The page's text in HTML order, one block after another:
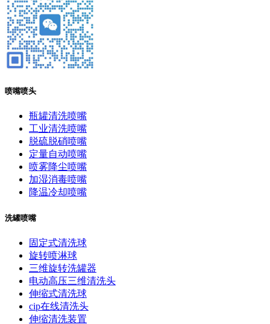
喷嘴喷头
瓶罐清洗喷嘴
工业清洗喷嘴
脱硫脱硝喷嘴
定量自动喷嘴
喷雾降尘喷嘴
加湿消毒喷嘴
降温冷却喷嘴
洗罐喷嘴
固定式清洗球
旋转喷淋球
三维旋转洗罐器
电动高压三维清洗头
伸缩式清洗球
cip在线清洗头
伸缩清洗装置